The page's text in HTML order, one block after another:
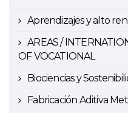
Aprendizajes y alto
AREAS /
OF VOCATIONAL
Biociencias y
Fabricación Aditiva